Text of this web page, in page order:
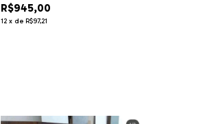
R$945,00
12 x de R$97,21